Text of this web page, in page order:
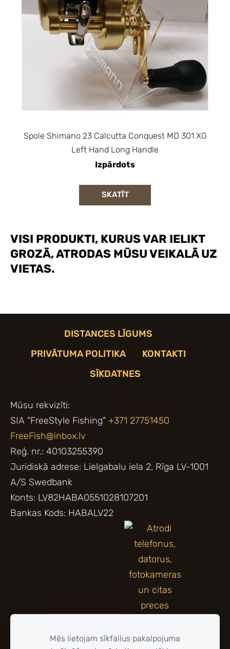
VISI PRODUKTI, KURUS VAR IELIKT
GROZĀ, ATRODAS MŪSU VEIKALĀ UZ
VIETAS.
Spole Shimano 23 Calcutta Conquest MD 301 XG
Left Hand Long Handle
Izpārdots
SKATĪT
DISTANCES LĪGUMS
PRIVĀTUMA POLITIKA
KONTAKTI
SĪKDATNES
Mūsu rekvizīti:
SIA "FreeStyle Fishing" +371 27751450
FreeFish@inbox.lv
Reģ. nr.: 40103255390
Juridiskā adrese: Lielgabalu iela 2, Rīga LV-1001
A/S Swedbank
Konts: LV82HABA0551028107201
Bankas Kods: HABALV22
Mēs lietojam sīkfailus pakalpojuma